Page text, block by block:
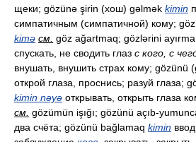
щеки; gözünə şirin (хош) gəlmək kimin
симпатичным (симпатичной) кому;
kimə см. göz ağartmaq; gözlərini
спускать, не сводить глаз с кого, с
внушать, внушить страх кому; gözünü
открой глаза, проснись; разуй глаза;
kimin nəyə открывать, открыть глаза
см. gözümün işığı; gözünü açıb-
два счёта; gözünü bağlamaq kimin